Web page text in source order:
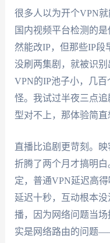
很多人以为开个VPN就
国内视频平台检测的
然能改IP，但那些IP段
没刷两集剧，就被识
VPN的IP池子小，几
怪。我试过半夜三点
型对不上，那体验简直
直播比追剧更苛刻。
折腾了两个月才搞明
定，普通VPN延迟高
延迟十秒，互动根本
播，因为网络问题当
实是网络路由的问题